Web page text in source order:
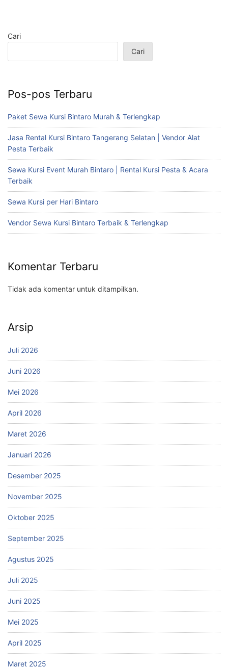
Cari
Cari
Pos-pos Terbaru
Paket Sewa Kursi Bintaro Murah & Terlengkap
Jasa Rental Kursi Bintaro Tangerang Selatan | Vendor Alat
Pesta Terbaik
Sewa Kursi Event Murah Bintaro | Rental Kursi Pesta & Acara
Terbaik
Sewa Kursi per Hari Bintaro
Vendor Sewa Kursi Bintaro Terbaik & Terlengkap
Komentar Terbaru
Tidak ada komentar untuk ditampilkan.
Arsip
Juli 2026
Juni 2026
Mei 2026
April 2026
Maret 2026
Januari 2026
Desember 2025
November 2025
Oktober 2025
September 2025
Agustus 2025
Juli 2025
Juni 2025
Mei 2025
April 2025
Maret 2025